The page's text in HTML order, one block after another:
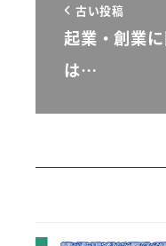
古い投稿
起業・創業
は…